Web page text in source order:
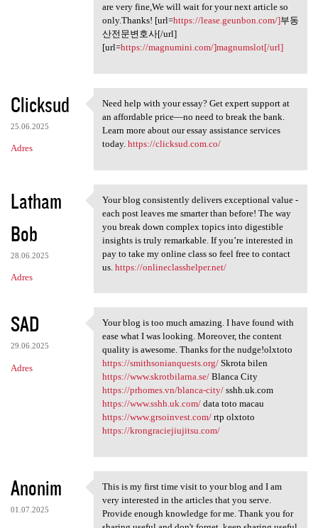
are very fine,We will wait for your next article so
only.Thanks! [url=https://lease.geunbon.com/]부동
산전문변호사[/url]
[url=https://magnumini.com/]magnumslot[/url]
Clicksud
25.06.2025
Adres
Need help with your essay?
Need help with your essay? Get expert support at
an affordable price—no need to break the bank.
Learn more about our essay assistance services
today. https://clicksud.com.co/
Latham
Bob
28.06.2025
Adres
Your blog consistently
Your blog consistently delivers exceptional value -
each post leaves me smarter than before! The way
you break down complex topics into digestible
insights is truly remarkable. If you’re interested in
pay to take my online class so feel free to contact
us. https://onlineclasshelper.net/
SAD
29.06.2025
Adres
Your blog is too much amazing
Your blog is too much amazing. I have found with
ease what I was looking. Moreover, the content
quality is awesome. Thanks for the nudge!olxtoto
https://smithsonianquests.org/Skrota bilen
https://www.skrotbilarna.se/Blanca City
https://prhomes.vn/blanca-city/sshh.uk.com
https://www.sshh.uk.com/data toto macau
https://www.grsoinvest.com/rtp olxtoto
https://krongraciejiujitsu.com/
Anonim
01.07.2025
This is my first time visit
This is my first time visit to your blog and I am
very interested in the articles that you serve.
Provide enough knowledge for me. Thank you for